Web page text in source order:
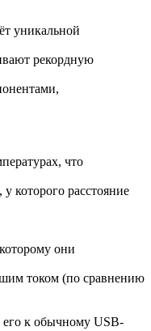
уникальной
рекордную
что
которого расстояние
они
током (по сравнению
его к обычному USB-